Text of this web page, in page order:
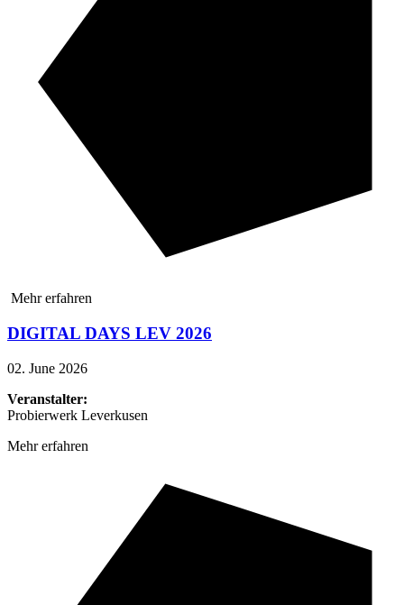
Mehr erfahren
DIGITAL DAYS LEV 2026
02. June 2026
Veranstalter:
Probierwerk Leverkusen
Mehr erfahren